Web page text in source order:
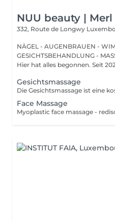
NUU beauty | Merl
332, Route de Longwy
NÄGEL - AUGENBRAUEN -
GESICHTSBEHANDLUNG -
Hier hat alles begonnen. Seit
Gesichtsmassage
Face Massage